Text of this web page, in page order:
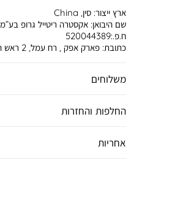
משלוחים
החלפות והחזרות
אחריות
ארץ ייצור:סין, China
שם היבואן:אקסטרה ריטייל גרופ בע”מ
ח.פ.:520044389
כתובת:פארק אפק , רח עמל, 2 ראש העין